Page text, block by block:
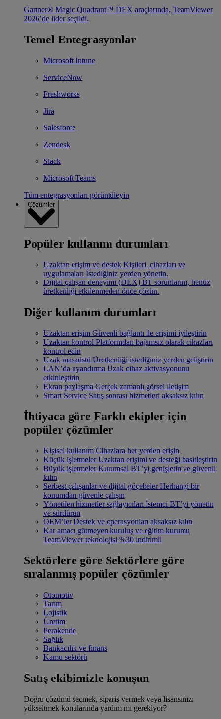
Gartner® Magic Quadrant™ DEX araçlarında, TeamViewer
2026’de lider seçildi.
Temel Entegrasyonlar
Microsoft Intune
ServiceNow
Freshworks
Jira
Salesforce
Zendesk
Slack
Microsoft Teams
Tüm entegrasyonları görüntüleyin
Çözümler
Popüler kullanım durumları
Uzaktan erişim ve destek Kişileri, cihazları ve
uygulamaları İstediğiniz yerden yönetin.
Dijital çalışan deneyimi (DEX) BT sorunlarını, henüz
üretkenliği etkilenmeden önce çözün.
Diğer kullanım durumları
Uzaktan erişim Güvenli bağlantı ile erişimi iyileştirin
Uzaktan kontrol Platformdan bağımsız olarak cihazları
kontrol edin
Uzak masaüstü Üretkenliği istediğiniz yerden geliştirin
LAN’da uyandırma Uzak cihaz aktivasyonunu
etkinleştirin
Ekran paylaşma Gerçek zamanlı görsel iletişim
Smart Service Satış sonrası hizmetleri aksaksız kılın
İhtiyaca göre Farklı ekipler için
popüler çözümler
Kişisel kullanım Cihazlara her yerden erişin
Küçük işletmeler Uzaktan erişimi ve desteği basitleştirin
Büyük işletmeler Kurumsal BT’yi genişletin ve güvenli
kılın
Serbest çalışanlar ve dijital göçebeler Herhangi bir
konumdan güvenle çalışın
Yönetilen hizmetler sağlayıcıları İstemci BT’yi yönetin
ve sürdürün
OEM’ler Destek ve operasyonları aksaksız kılın
Kar amacı gütmeyen kuruluş ve eğitim kurumu
TeamViewer teknolojisi %30 indirimli
Sektörlere göre Sektörlere göre
sıralanmış popüler çözümler
Otomotiv
Tarım
Lojistik
Üretim
Perakende
Sağlık
Bankacılık ve finans
Kamu sektörü
Satış ekibimizle konuşun
Doğru çözümü seçmek, sipariş vermek veya lisansınızı
yükseltmek konularında yardım mı gerekiyor?